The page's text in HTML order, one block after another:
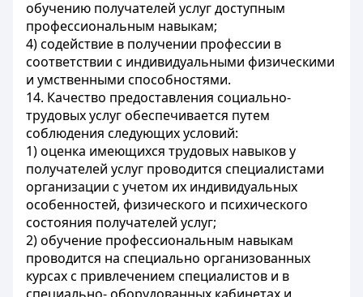
обучению получателей услуг доступным
профессиональным навыкам;
4) содействие в получении профессии в
соответствии с индивидуальными физическими
и умственными способностями.
14. Качество предоставления социально-
трудовых услуг обеспечивается путем
соблюдения следующих условий:
1) оценка имеющихся трудовых навыков у
получателей услуг проводится специалистами
организации с учетом их индивидуальных
особенностей, физического и психического
состояния получателей услуг;
2) обучение профессиональным навыкам
проводится на специально организованных
курсах с привлечением специалистов и в